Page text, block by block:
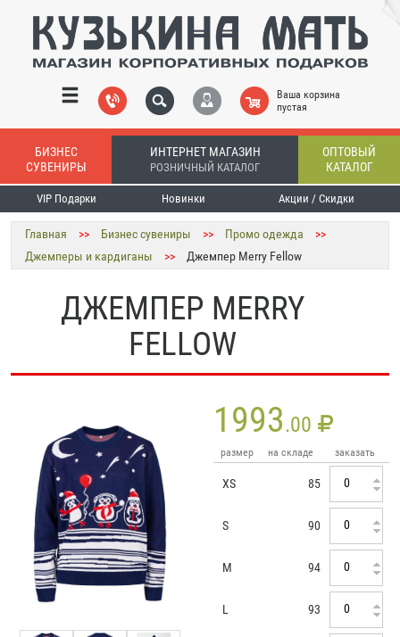
Ваша корзина
пустая
БИЗНЕС
СУВЕНИРЫ
ИНТЕРНЕТ МАГАЗИН
РОЗНИЧНЫЙ КАТАЛОГ
ОПТОВЫЙ
КАТАЛОГ
VIP Подарки Новинки Акции / Скидки
Главная >> Бизнес сувениры >> Промо одежда
>>
Джемперы и кардиганы
>> Джемпер Merry Fellow
ДЖЕМПЕР MERRY
FELLOW
1993.00
размер на складе заказать
XS 85
S 90
M 94
L 93